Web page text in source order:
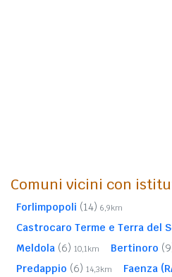
Comuni vicini con
Forlimpopoli (14) 6,9km
Castrocaro Terme e Terra del
Meldola (6) 10,1km Bertinoro
Predappio (6) 14,3km Faenza